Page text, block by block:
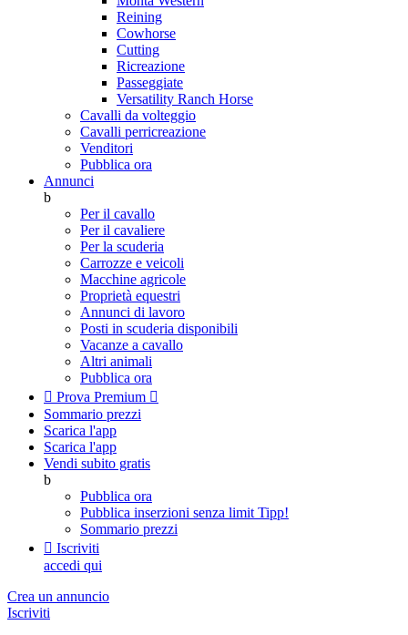
Reining
Cowhorse
Cutting
Ricreazione
Passeggiate
Versatility Ranch Horse
Cavalli da volteggio
Cavalli perricreazione
Venditori
Pubblica ora
Annunci
b
Per il cavallo
Per il cavaliere
Per la scuderia
Carrozze e veicoli
Macchine agricole
Proprietà equestri
Annunci di lavoro
Posti in scuderia disponibili
Vacanze a cavallo
Altri animali
Pubblica ora
 Prova Premium 
Sommario prezzi
Scarica l'app
Scarica l'app
Vendi subito gratis
b
Pubblica ora
Pubblica inserzioni senza limit Tipp!
Sommario prezzi
 Iscriviti
accedi qui
Crea un annuncio
Iscriviti